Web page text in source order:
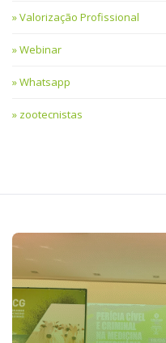
Valorização Profissional
Webinar
Whatsapp
zootecnistas